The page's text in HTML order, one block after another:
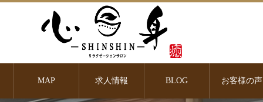
MAP 求人情報 BLOG お客様の声